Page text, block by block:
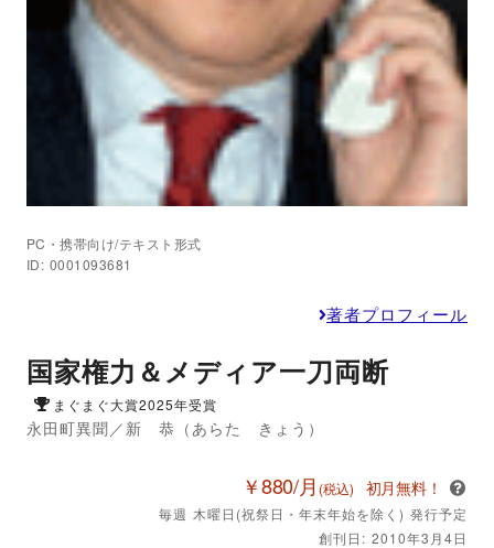
PC・携帯向け/テキスト形式
ID: 0001093681
著者プロフィール
国家権力＆メディア一刀両断
まぐまぐ大賞2025年受賞
永田町異聞／新 恭（あらた きょう）
￥880/月 (税込) 初月無料！
毎週 木曜日(祝祭日・年末年始を除く) 発行予定
創刊日: 2010年3月4日